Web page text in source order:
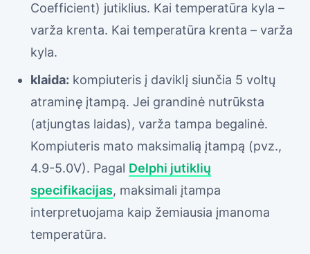
Coefficient) jutiklius. Kai temperatūra kyla –
varža krenta. Kai temperatūra krenta – varža
kyla.
klaida: kompiuteris į daviklį siunčia 5 voltų
atraminę įtampą. Jei grandinė nutrūksta
(atjungtas laidas), varža tampa begalinė.
Kompiuteris mato maksimalią įtampą (pvz.,
4.9-5.0V). Pagal Delphi jutiklių
specifikacijas, maksimali įtampa
interpretuojama kaip žemiausia įmanoma
temperatūra.